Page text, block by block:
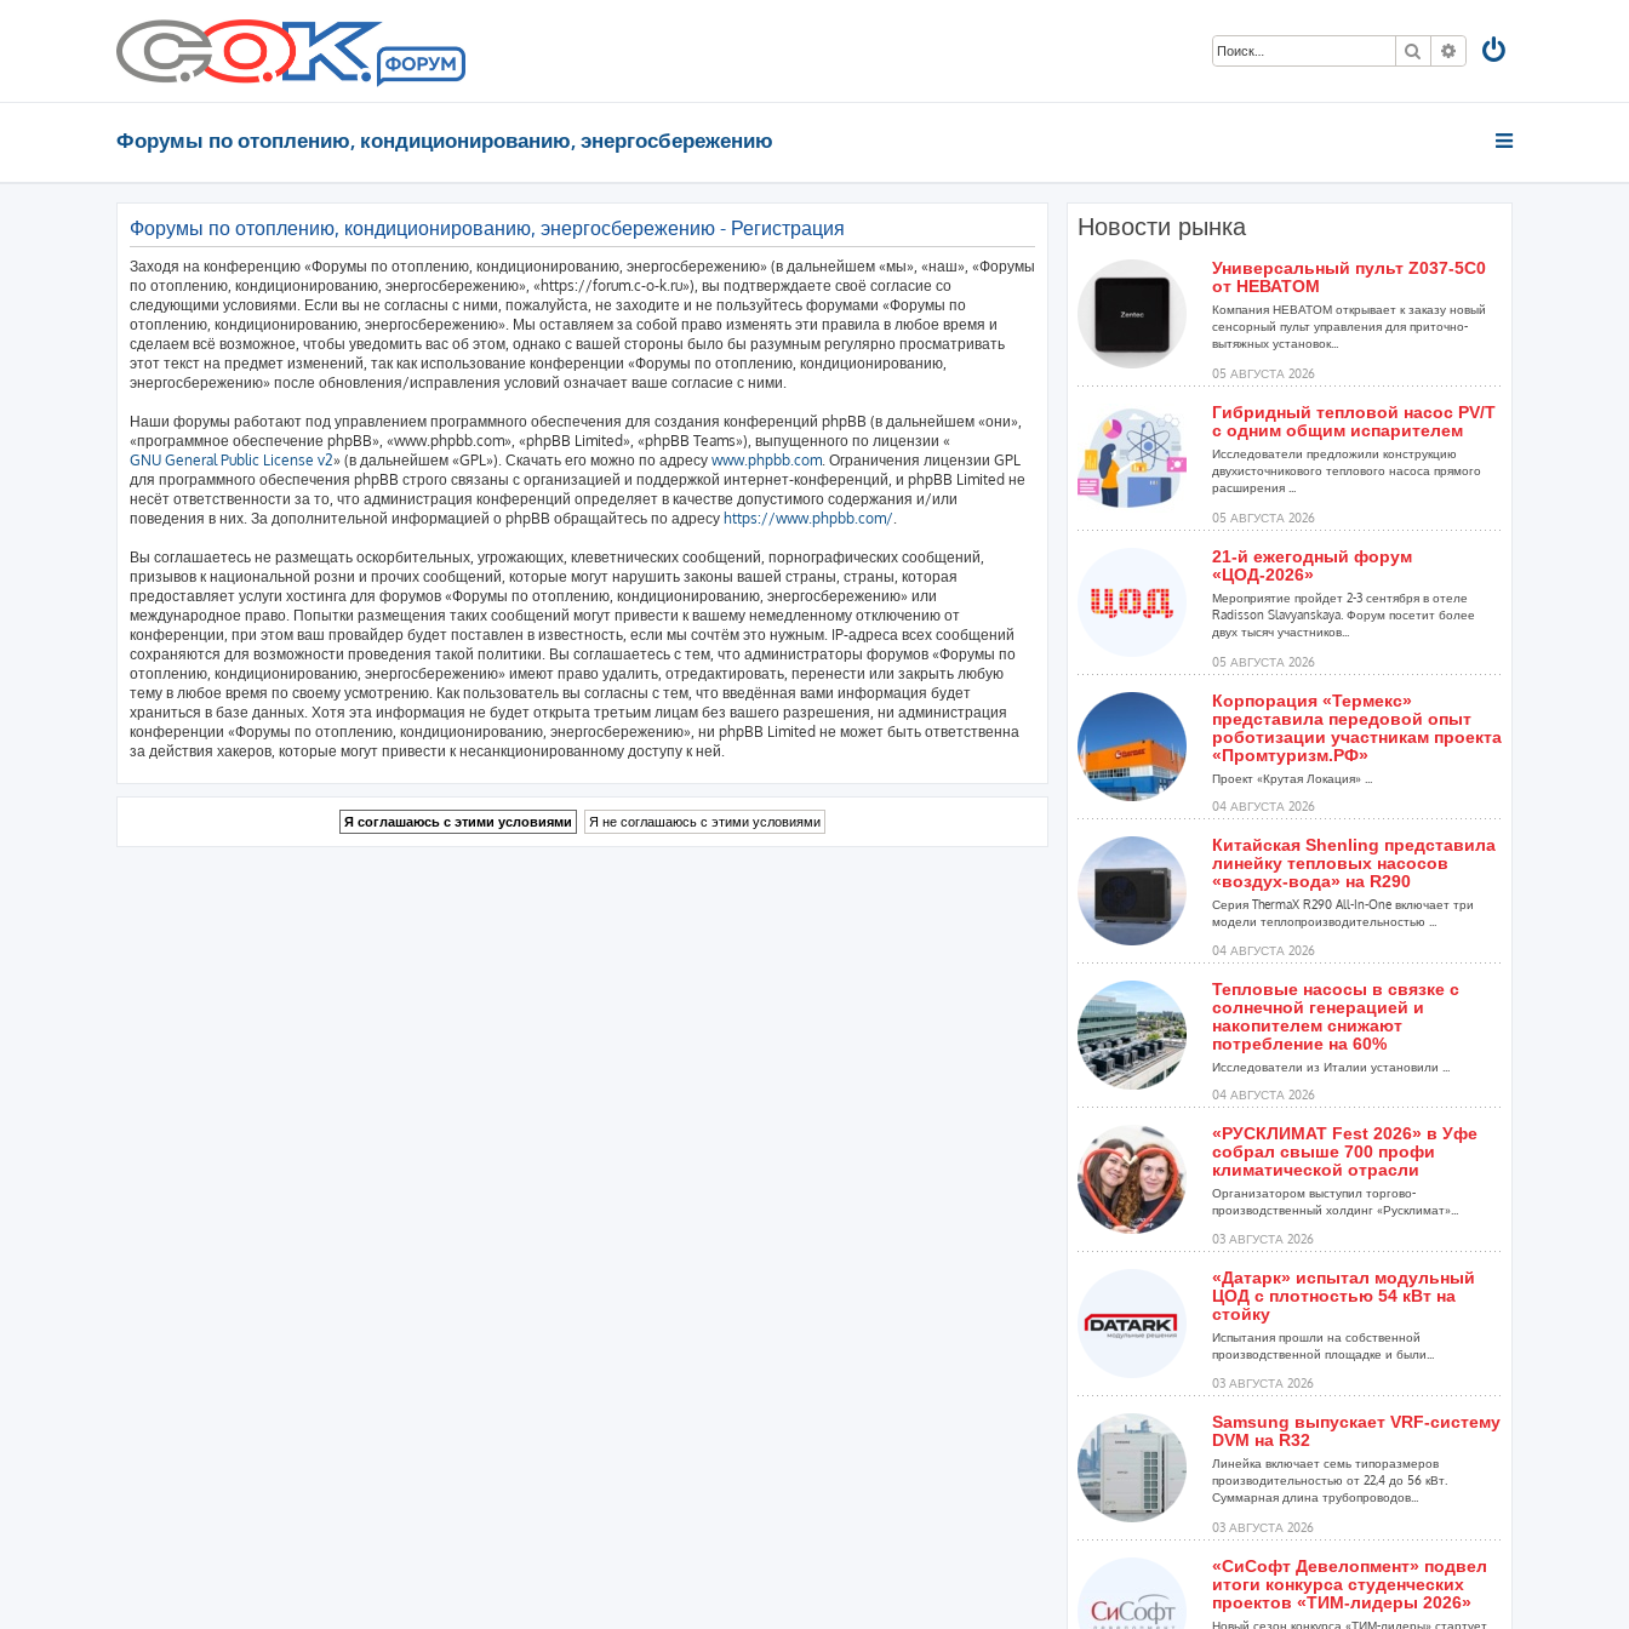
Поиск Расширенный поиск
Форумы по отоплению, кондиционированию, энергосбережению
Форумы по отоплению, кондиционированию, энергосбережению - Регистрация
Заходя на конференцию «Форумы по отоплению, кондиционированию, энергосбережению» (в дальнейшем «мы», «наш», «Форумы
по отоплению, кондиционированию, энергосбережению», «https://forum.c-o-k.ru»), вы подтверждаете своё согласие со
следующими условиями. Если вы не согласны с ними, пожалуйста, не заходите и не пользуйтесь форумами «Форумы по
отоплению, кондиционированию, энергосбережению». Мы оставляем за собой право изменять эти правила в любое время и
сделаем всё возможное, чтобы уведомить вас об этом, однако с вашей стороны было бы разумным регулярно просматривать
этот текст на предмет изменений, так как использование конференции «Форумы по отоплению, кондиционированию,
энергосбережению» после обновления/исправления условий означает ваше согласие с ними.
Наши форумы работают под управлением программного обеспечения для создания конференций phpBB (в дальнейшем «они»,
«программное обеспечение phpBB», «www.phpbb.com», «phpBB Limited», «phpBB Teams»), выпущенного по лицензии «
GNU General Public License v2» (в дальнейшем «GPL»). Скачать его можно по адресу www.phpbb.com. Ограничения лицензии GPL
для программного обеспечения phpBB строго связаны с организацией и поддержкой интернет-конференций, и phpBB Limited не
несёт ответственности за то, что администрация конференций определяет в качестве допустимого содержания и/или
поведения в них. За дополнительной информацией о phpBB обращайтесь по адресу https://www.phpbb.com/.
Вы соглашаетесь не размещать оскорбительных, угрожающих, клеветнических сообщений, порнографических сообщений,
призывов к национальной розни и прочих сообщений, которые могут нарушить законы вашей страны, страны, которая
предоставляет услуги хостинга для форумов «Форумы по отоплению, кондиционированию, энергосбережению» или
международное право. Попытки размещения таких сообщений могут привести к вашему немедленному отключению от
конференции, при этом ваш провайдер будет поставлен в известность, если мы сочтём это нужным. IP-адреса всех сообщений
сохраняются для возможности проведения такой политики. Вы соглашаетесь с тем, что администраторы форумов «Форумы по
отоплению, кондиционированию, энергосбережению» имеют право удалить, отредактировать, перенести или закрыть любую
тему в любое время по своему усмотрению. Как пользователь вы согласны с тем, что введённая вами информация будет
храниться в базе данных. Хотя эта информация не будет открыта третьим лицам без вашего разрешения, ни администрация
конференции «Форумы по отоплению, кондиционированию, энергосбережению», ни phpBB Limited не может быть ответственна
за действия хакеров, которые могут привести к несанкционированному доступу к ней.
Новости рынка
Универсальный пульт Z037-5C0
от НЕВАТОМ
Компания НЕВАТОМ открывает к заказу новый
сенсорный пульт управления для приточно-
вытяжных установок...
05 АВГУСТА 2026
Гибридный тепловой насос PV/T
с одним общим испарителем
Исследователи предложили конструкцию
двухисточникового теплового насоса прямого
расширения ...
05 АВГУСТА 2026
21-й ежегодный форум
«ЦОД-2026»
Мероприятие пройдет 2-3 сентября в отеле
Radisson Slavyanskaya. Форум посетит более
двух тысяч участников...
05 АВГУСТА 2026
Корпорация «Термекс»
представила передовой опыт
роботизации участникам проекта
«Промтуризм.РФ»
Проект «Крутая Локация» ...
04 АВГУСТА 2026
Китайская Shenling представила
линейку тепловых насосов
«воздух-вода» на R290
Серия ThermaX R290 All-In-One включает три
модели теплопроизводительностью ...
04 АВГУСТА 2026
Тепловые насосы в связке с
солнечной генерацией и
накопителем снижают
потребление на 60%
Исследователи из Италии установили ...
04 АВГУСТА 2026
«РУСКЛИМАТ Fest 2026» в Уфе
собрал свыше 700 профи
климатической отрасли
Организатором выступил торгово-
производственный холдинг «Русклимат»...
03 АВГУСТА 2026
«Датарк» испытал модульный
ЦОД с плотностью 54 кВт на
стойку
Испытания прошли на собственной
производственной площадке и были...
03 АВГУСТА 2026
Samsung выпускает VRF-систему
DVM на R32
Линейка включает семь типоразмеров
производительностью от 22,4 до 56 кВт.
Суммарная длина трубопроводов...
03 АВГУСТА 2026
«СиСофт Девелопмент» подвел
итоги конкурса студенческих
проектов «ТИМ-лидеры 2026»
Новый сезон конкурса «ТИМ-лидеры» стартует